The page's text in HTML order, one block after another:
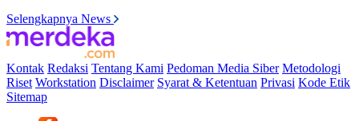
Selengkapnya News
Kontak Redaksi Tentang Kami Pedoman Media Siber Metodologi
Riset Workstation Disclaimer Syarat & Ketentuan Privasi Kode Etik
Sitemap